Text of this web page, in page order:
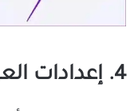
4. إعدادات العرض TWEAK